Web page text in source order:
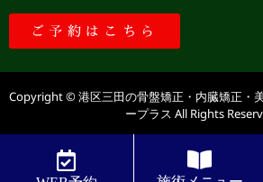
ご予約はこちら
Copyright © 港区三田の骨盤矯正・内臓矯正・
ープラス All Rights